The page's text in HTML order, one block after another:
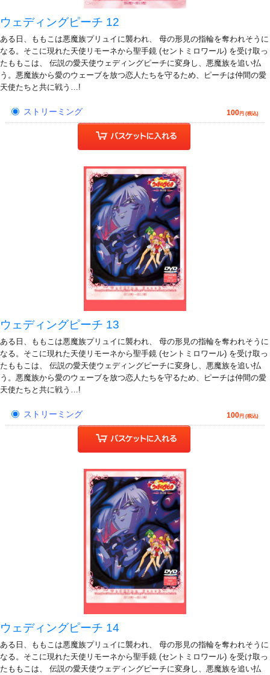
ウェディングピーチ 12
ある日、ももこは悪魔族プリュイに襲われ、 母の形見の指輪を奪われそうに
なる。そこに現れた天使リモーネから聖手鏡 (セントミロワール) を受け取っ
たももこは、 伝説の愛天使ウェディングピーチに変身し、悪魔族を追い払
う。悪魔族から愛のウェーブを放つ恋人たちを守るため、ピーチは仲間の愛
天使たちと共に戦う…!
ストリーミング 100円 (税込)
ウェディングピーチ 13
ある日、ももこは悪魔族プリュイに襲われ、 母の形見の指輪を奪われそうに
なる。そこに現れた天使リモーネから聖手鏡 (セントミロワール) を受け取っ
たももこは、 伝説の愛天使ウェディングピーチに変身し、悪魔族を追い払
う。悪魔族から愛のウェーブを放つ恋人たちを守るため、ピーチは仲間の愛
天使たちと共に戦う…!
ストリーミング 100円 (税込)
ウェディングピーチ 14
ある日、ももこは悪魔族プリュイに襲われ、 母の形見の指輪を奪われそうに
なる。そこに現れた天使リモーネから聖手鏡 (セントミロワール) を受け取っ
たももこは、 伝説の愛天使ウェディングピーチに変身し、悪魔族を追い払